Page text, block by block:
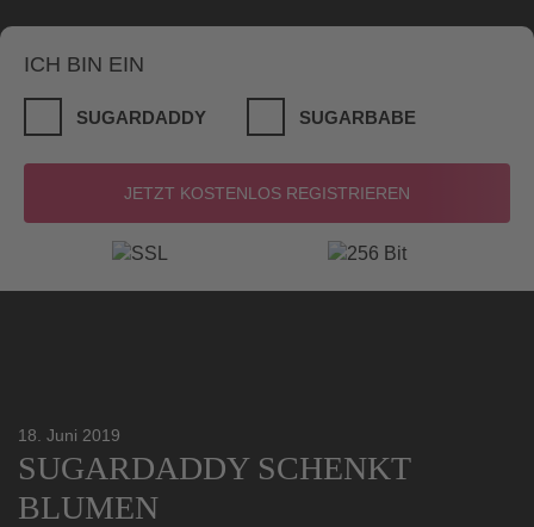
ICH BIN EIN
SUGARDADDY SUGARBABE
18. Juni 2019
SUGARDADDY SCHENKT
BLUMEN